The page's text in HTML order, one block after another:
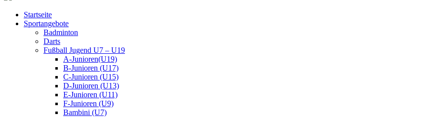
Startseite
Sportangebote
Badminton
Darts
Fußball Jugend U7 – U19
A-Junioren(U19)
B-Junioren (U17)
C-Junioren (U15)
D-Junioren (U13)
E-Junioren (U11)
F-Junioren (U9)
Bambini (U7)